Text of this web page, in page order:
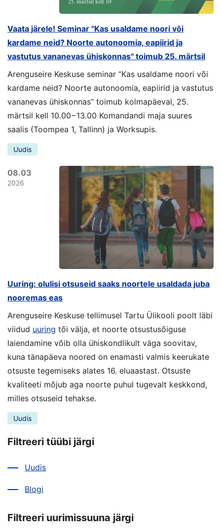
Vaata järele! Seminar "Kas usaldame noori või
kardame neid? Noorte autonoomia, eapiirid ja
vastutus vananevas ühiskonnas" toimub 25. märtsil
Arenguseire Keskuse seminar “Kas usaldame noori või
kardame neid? Noorte autonoomia, eapiirid ja vastutus
vananevas ühiskonnas” toimub kolmapäeval, 25.
märtsil kell 10.00−13.00 Komandandi maja suures
saalis (Toompea 1, Tallinn) ja Worksupis.
Uudis
08.03
2026
Uuring: olulisi otsuseid saaks noortele usaldada juba
nooremas eas
Arenguseire Keskuse tellimusel Tartu Ülikooli poolt läbi
viidud uuring tõi välja, et noorte otsustusõiguse
laiendamine võib olla ühiskondlikult väga soovitav,
kuna tänapäeva noored on enamasti valmis keerukate
otsuste tegemiseks alates 16. eluaastast. Otsuste
kvaliteeti mõjub aga noorte puhul tugevalt keskkond,
milles otsuseid tehakse.
Uudis
Filtreeri tüübi järgi
Uudis
Blogi
Filtreeri uurimissuuna järgi